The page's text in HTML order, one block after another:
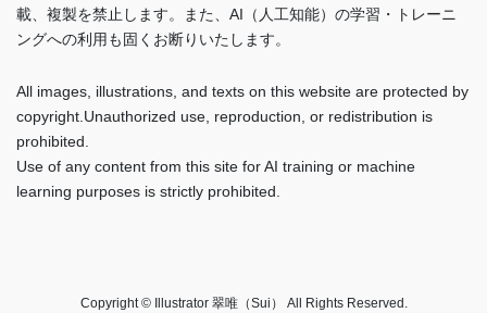
載、複製を禁止します。また、AI（人工知能）の学習・トレーニ
ングへの利用も固くお断りいたします。
All images, illustrations, and texts on this website are protected by
copyright.Unauthorized use, reproduction, or redistribution is
prohibited.
Use of any content from this site for AI training or machine
learning purposes is strictly prohibited.
Copyright © Illustrator 翠唯（Sui） All Rights Reserved.